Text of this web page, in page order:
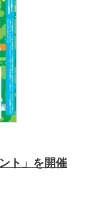
ト」を開催